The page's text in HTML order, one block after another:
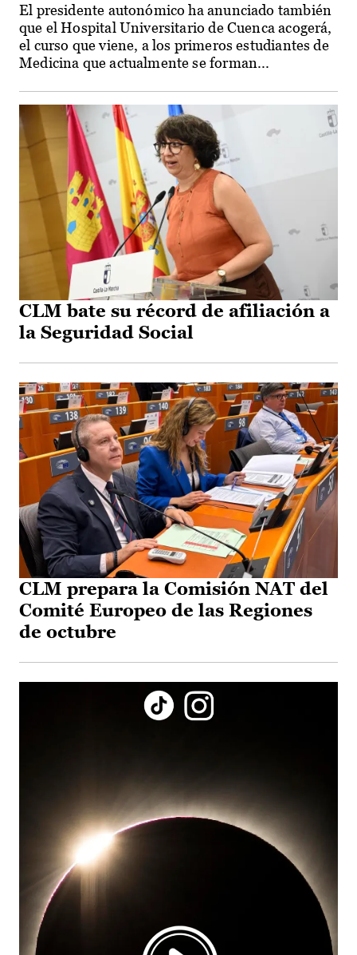
El presidente autonómico ha anunciado también
que el Hospital Universitario de Cuenca acogerá,
el curso que viene, a los primeros estudiantes de
Medicina que actualmente se forman...
CLM bate su récord de afiliación a
la Seguridad Social
CLM prepara la Comisión NAT del
Comité Europeo de las Regiones
de octubre